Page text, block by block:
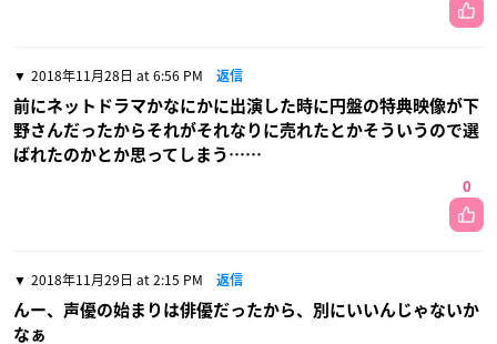
2018年11月28日 at 6:56 PM 返信
前にネットドラマかなにかに出演した時に円盤の特典映像が下
野さんだったからそれがそれなりに売れたとかそういうので選
ばれたのかとか思ってしまう……
0
2018年11月29日 at 2:15 PM 返信
んー、声優の始まりは俳優だったから、別にいいんじゃないか
なぁ